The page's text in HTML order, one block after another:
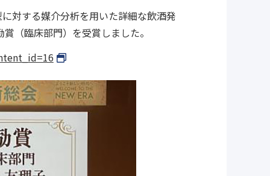
対する媒介分析を用いた詳細な飲酒発
（臨床部門）を受賞しました。